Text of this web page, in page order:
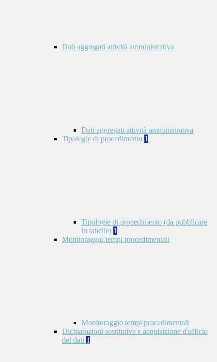
Dati aggregati attività amministrativa
Dati aggregati attività amministrativa
Tipologie di procedimento 1
Tipologie di procedimento (da pubblicare
in tabelle) 1
Monitoraggio tempi procedimentali
Monitoraggio tempi procedimentali
Dichiarazioni sostitutive e acquisizione d'ufficio
dei dati 1